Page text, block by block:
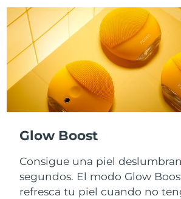
Glow Boost
Consigue una piel
segundos. El modo Glow
refresca tu piel cuando no
Suiza
Taiwán
Tailandia
Turquía
Emiratos Árabes
Reino Unido